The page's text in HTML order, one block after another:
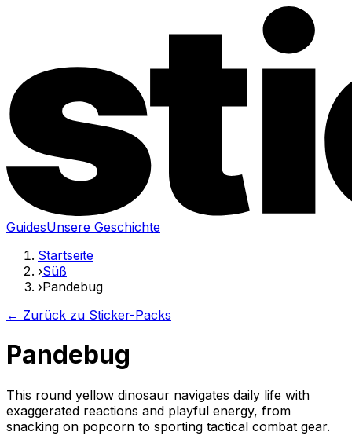
GuidesUnsere Geschichte
Startseite
›Süß
›Pandebug
← Zurück zu Sticker-Packs
Pandebug
This round yellow dinosaur navigates daily life with
exaggerated reactions and playful energy, from
snacking on popcorn to sporting tactical combat gear.